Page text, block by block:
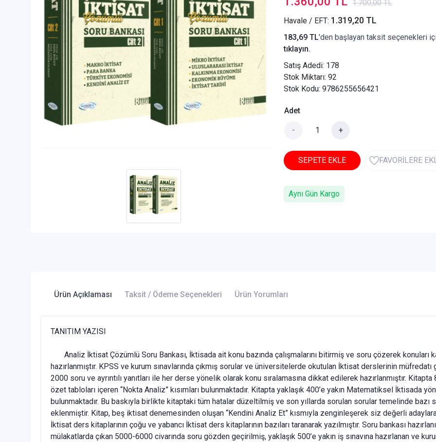
1.700,00 TL
Havale / EFT: 1.319,20 TL
183,69 TL'den başlayan taksit seçenekleri
tıklayın.
Satış Adedi: 178
Stok Miktarı: 92
Stok Kodu: 9786255656421
Adet
- +
SEPETE EKLE FAVORİLERE
Aynı Gün Kargo
Ürün Açıklaması Taksit / Ödeme Seçenekleri Ürün Yorumları
TANITIM YAZISI
Analiz İktisat Çözümlü Soru Bankası, İktisada ait konu bazında çalışmalarını bitirmiş ve soru çözerek
hazırlanmıştır. KPSS ve kurum sınavlarında çıkmış sorular ve üniversitelerde okutulan İktisat derslerinin
2000 soru ve ayrıntılı yanıtları ile her derse yönelik olarak konu sıralamasına dikkat edilerek hazırlanmıştır. Kitapta
özet tabloları içeren “Nokta Analiz” kısımları bulunmaktadır. Kitapta yaklaşık 400’e yakın Matematiksel İktisada
bulunmaktadır. Bu baskıyla birlikte kitaptaki tüm hatalar düzeltilmiş ve son yıllarda sorulan sorular temelinde
eklenmiştir. Kitap, beş iktisat denemesinden oluşan “Kendini Analiz Et” kısmıyla zenginleşerek siz değerli
İktisat ders kitaplarının çoğu ve yabancı İktisat ders kitaplarının bazıları taranarak yazılmıştır. Soru bankası
mülakatlarda çıkan 5000-6000 civarında soru gözden geçirilmiş, yaklaşık 500’e yakın iş sınavına hazırlanan ve